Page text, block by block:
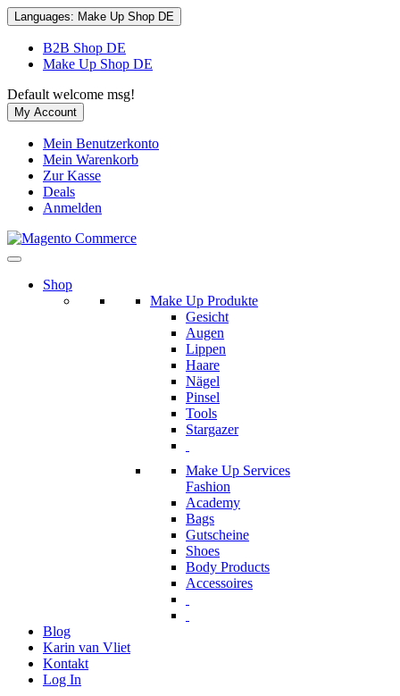
Languages: Make Up Shop DE
B2B Shop DE
Make Up Shop DE
Default welcome msg!
My Account
Mein Benutzerkonto
Mein Warenkorb
Zur Kasse
Deals
Anmelden
Shop
Make Up Produkte
Gesicht
Augen
Lippen
Haare
Nägel
Pinsel
Tools
Stargazer
Make Up Services
Fashion
Academy
Bags
Gutscheine
Shoes
Body Products
Accessoires
Blog
Karin van Vliet
Kontakt
Log In